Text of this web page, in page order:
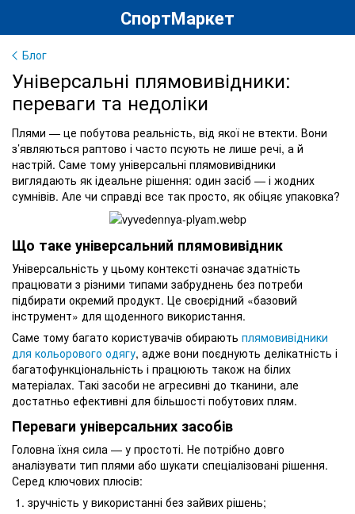
СпортМаркет
Блог
Універсальні плямовивідники:
переваги та недоліки
Плями — це побутова реальність, від якої не втекти. Вони
з’являються раптово і часто псують не лише речі, а й
настрій. Саме тому універсальні плямовивідники
виглядають як ідеальне рішення: один засіб — і жодних
сумнівів. Але чи справді все так просто, як обіцяє упаковка?
Що таке універсальний плямовивідник
Універсальність у цьому контексті означає здатність
працювати з різними типами забруднень без потреби
підбирати окремий продукт. Це своєрідний «базовий
інструмент» для щоденного використання.
Саме тому багато користувачів обирають плямовивідники
для кольорового одягу, адже вони поєднують делікатність і
багатофункціональність і працюють також на білих
матеріалах. Такі засоби не агресивні до тканини, але
достатньо ефективні для більшості побутових плям.
Переваги універсальних засобів
Головна їхня сила — у простоті. Не потрібно довго
аналізувати тип плями або шукати спеціалізовані рішення.
Серед ключових плюсів:
зручність у використанні без зайвих рішень;